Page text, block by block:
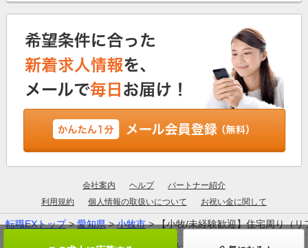
会社案内 ヘルプ
パートナー紹介
利用規約
個人情報の取扱いについて お祝い金に関して
転職EXトップ>愛知県>小牧市> 【小牧/未経験歓迎】住宅周り（リ
厚生労働大臣許可：13-ユ-305190